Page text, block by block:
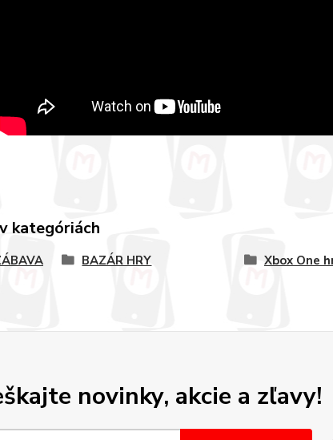
kategóriách
BAZÁR HRY Xbox One
novinky, akcie a zľavy!